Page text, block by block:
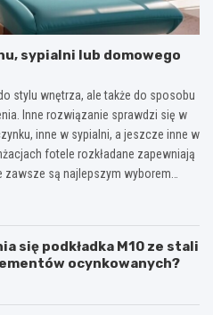
sypialni lub domowego
stylu wnętrza, ale także do sposobu
Inne rozwiązanie sprawdzi się w
inne w sypialni, a jeszcze inne w
fotele rozkładane zapewniają
są najlepszym wyborem…
się podkładka M10 ze stali
ocynkowanych?